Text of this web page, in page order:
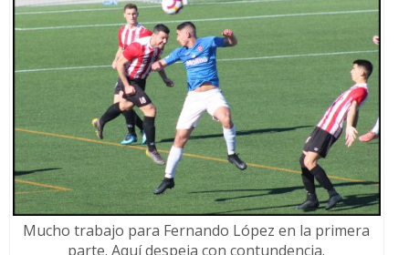
Mucho trabajo para Fernando López en la primera
parte. Aquí despeja con contundencia.